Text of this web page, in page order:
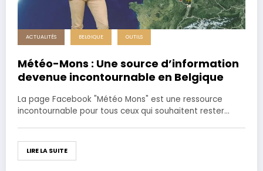
ACTUALITÉS BELGIQUE OUTILS
Météo-Mons : Une source d’information
devenue incontournable en Belgique
La page Facebook "Météo Mons" est une ressource
incontournable pour tous ceux qui souhaitent rester…
LIRE LA SUITE